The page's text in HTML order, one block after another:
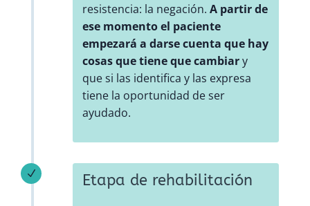
resistencia: la negación. A partir de
ese momento el paciente
empezará a darse cuenta que hay
cosas que tiene que cambiary
que si las identifica y las expresa
tiene la oportunidad de ser
ayudado.
N Etapa de rehabilitación